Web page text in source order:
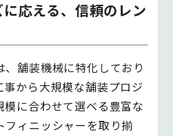
応える、信頼のレン
舗装機械に特化しており
事から大規模な舗装プロジ
模に合わせて選べる豊富な
フィニッシャーを取り揃